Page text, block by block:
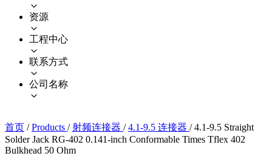
资源
工程中心
联系方式
公司名称
首页 / Products / 射频连接器 / 4.1-9.5 连接器 / 4.1-9.5 Straight
Solder Jack RG-402 0.141-inch Conformable Times Tflex 402
Bulkhead 50 Ohm